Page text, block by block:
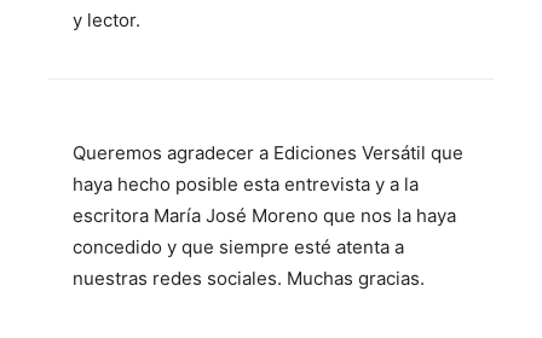
y lector.
Queremos agradecer a Ediciones Versátil que
haya hecho posible esta entrevista y a la
escritora María José Moreno que nos la haya
concedido y que siempre esté atenta a
nuestras redes sociales. Muchas gracias.